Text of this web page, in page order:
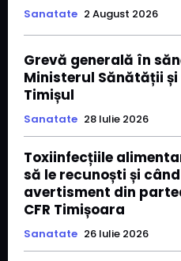
Sanatate 2 August 2026
Grevă generală în
Ministerul Sănătății
Timișul
Sanatate 28 Iulie 2026
Toxiinfecțiile
să le recunoști și
avertisment din
CFR Timișoara
Sanatate 26 Iulie 2026